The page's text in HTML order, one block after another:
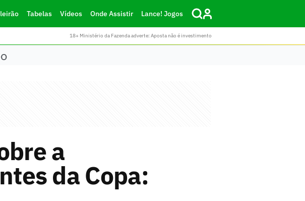
Tabelas Vídeos Onde Assistir Lance! Jogos
18+ Ministério da Fazenda adverte: Aposta não é investimento
a
da Copa: